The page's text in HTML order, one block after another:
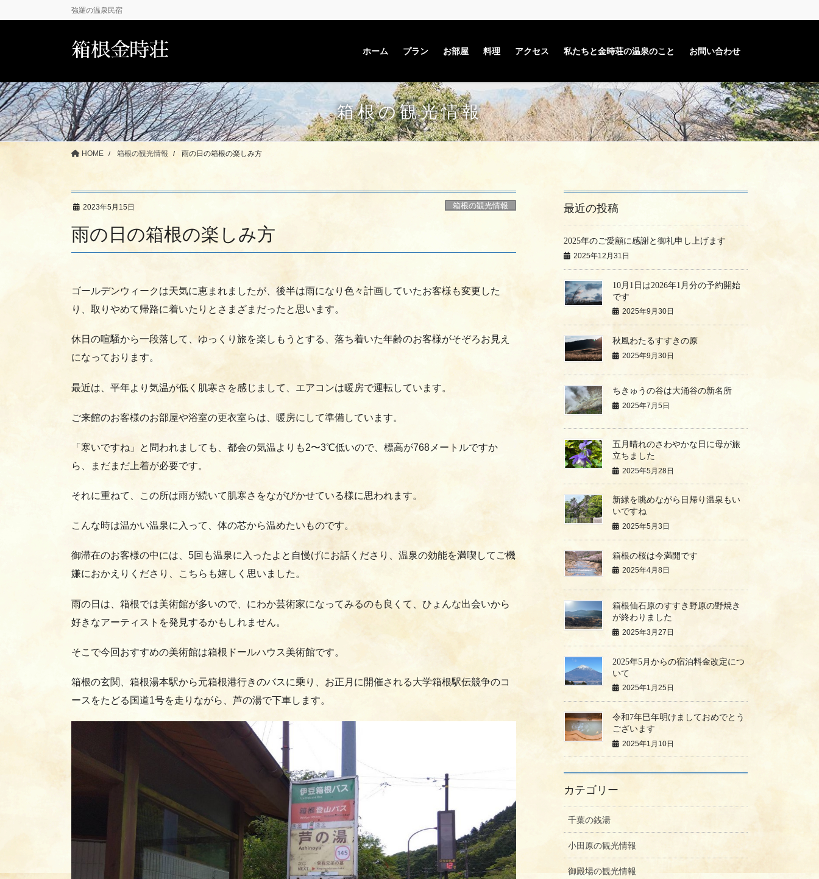
ン
移
動
ビ
ン
に
移
動
強羅の温泉民宿
箱根金時荘 ホーム プラン お部屋 料理 アクセス 私たちと金時荘の温泉のこと お問い合わせ
箱根の観光情報
HOME 箱根の観光情報 雨の日の箱根の楽しみ方
2023年5月15日 箱根の観光情報
雨の日の箱根の楽しみ方
ゴールデンウィークは天気に恵まれましたが、後半は雨になり色々計画していたお客様も変更した
り、取りやめて帰路に着いたりとさまざまだったと思います。
休日の喧騒から一段落して、ゆっくり旅を楽しもうとする、落ち着いた年齢のお客様がそぞろお見え
になっております。
最近は、平年より気温が低く肌寒さを感じまして、エアコンは暖房で運転しています。
ご来館のお客様のお部屋や浴室の更衣室らは、暖房にして準備しています。
「寒いですね」と問われましても、都会の気温よりも2〜3℃低いので、標高が768メートルですか
ら、まだまだ上着が必要です。
それに重ねて、この所は雨が続いて肌寒さをながびかせている様に思われます。
こんな時は温かい温泉に入って、体の芯から温めたいものです。
御滞在のお客様の中には、5回も温泉に入ったよと自慢げにお話くださり、温泉の効能を満喫してご機
嫌におかえりくださり、こちらも嬉しく思いました。
雨の日は、箱根では美術館が多いので、にわか芸術家になってみるのも良くて、ひょんな出会いから
好きなアーティストを発見するかもしれません。
そこで今回おすすめの美術館は箱根ドールハウス美術館です。
箱根の玄関、箱根湯本駅から元箱根港行きのバスに乗り、お正月に開催される大学箱根駅伝競争のコ
ースをたどる国道1号を走りながら、芦の湯で下車します。
最近の投稿
2025年のご愛顧に感謝と御礼申し上げます
2025年12月31日
10月1日は2026年1月分の予約開始
です
2025年9月30日
秋風わたるすすきの原
2025年9月30日
ちきゅうの谷は大涌谷の新名所
2025年7月5日
五月晴れのさわやかな日に母が旅
立ちました
2025年5月28日
新緑を眺めながら日帰り温泉もい
いですね
2025年5月3日
箱根の桜は今満開です
2025年4月8日
箱根仙石原のすすき野原の野焼き
が終わりました
2025年3月27日
2025年5月からの宿泊料金改定につ
いて
2025年1月25日
令和7年巳年明けましておめでとう
ございます
2025年1月10日
カテゴリー
千葉の銭湯
小田原の観光情報
御殿場の観光情報